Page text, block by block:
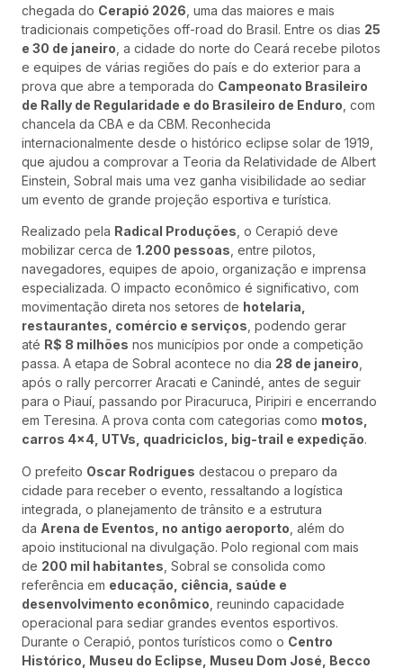
chegada do Cerapió 2026 , uma das maiores e mais
tradicionais competições off-road do Brasil. Entre os dias 25
e 30 de janeiro , a cidade do norte do Ceará recebe pilotos
e equipes de várias regiões do país e do exterior para a
prova que abre a temporada do Campeonato Brasileiro
de Rally de Regularidade e do Brasileiro de Enduro , com
chancela da CBA e da CBM. Reconhecida
internacionalmente desde o histórico eclipse solar de 1919,
que ajudou a comprovar a Teoria da Relatividade de Albert
Einstein, Sobral mais uma vez ganha visibilidade ao sediar
um evento de grande projeção esportiva e turística.
Realizado pela Radical Produções , o Cerapió deve
mobilizar cerca de 1.200 pessoas , entre pilotos,
navegadores, equipes de apoio, organização e imprensa
especializada. O impacto econômico é significativo, com
movimentação direta nos setores de hotelaria,
restaurantes, comércio e serviços , podendo gerar
até R$ 8 milhões nos municípios por onde a competição
passa. A etapa de Sobral acontece no dia 28 de janeiro
após o rally percorrer Aracati e Canindé, antes de seguir
para o Piauí, passando por Piracuruca, Piripiri e encerrando
em Teresina. A prova conta com categorias como motos,
carros 4×4, UTVs, quadriciclos, big-trail e expedição.
O prefeito Oscar Rodrigues destacou o preparo da
cidade para receber o evento, ressaltando a logística
integrada, o planejamento de trânsito e a estrutura
da Arena de Eventos, no antigo aeroporto , além do
apoio institucional na divulgação. Polo regional com mais
de 200 mil habitantes , Sobral se consolida como
referência em educação, ciência, saúde e
desenvolvimento econômico , reunindo capacidade
operacional para sediar grandes eventos esportivos.
Durante o Cerapió, pontos turísticos como o Centro
Histórico, Museu do Eclipse, Museu Dom José, Becco